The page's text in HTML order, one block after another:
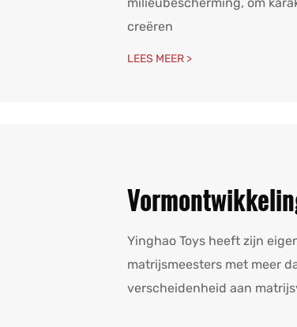
milieubescherming, om
creëren
LEES MEER >
Yinghao Toys heeft zijn
matrijsmeesters met meer
verscheidenheid aan